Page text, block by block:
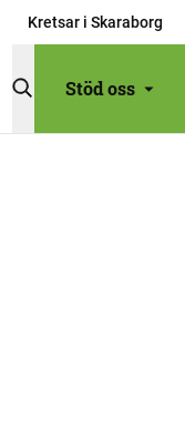
Kretsar i Skaraborg
Stöd oss